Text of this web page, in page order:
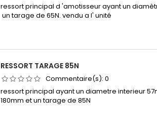
ressort principal d 'amotisseur ayant un
un tarage de 65N. vendu a l' unité
RESSORT TARAGE 85N
Commentaire(s): 0
ressort principal ayant un diametre interieur
180mm et un tarage de 85N